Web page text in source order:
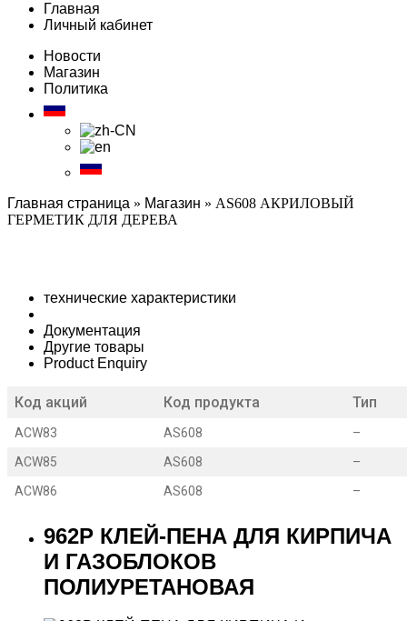
Главная
Личный кабинет
Новости
Магазин
Политика
Главная страница » Магазин » AS608 АКРИЛОВЫЙ
ГЕРМЕТИК ДЛЯ ДЕРЕВА
технические характеристики
Документация
Другие товары
Product Enquiry
Код акций Код продукта Тип
ACW83 AS608
–
ACW85
AS608
–
ACW86
AS608 –
962P КЛЕЙ-ПЕНА ДЛЯ КИРПИЧА
И ГАЗОБЛОКОВ
ПОЛИУРЕТАНОВАЯ